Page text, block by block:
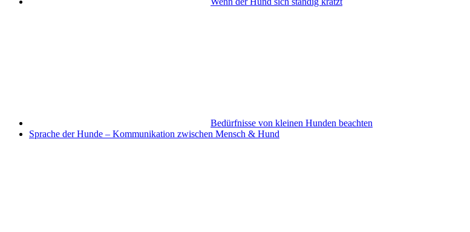
Bedürfnisse von kleinen Hunden beachten
Sprache der Hunde – Kommunikation zwischen Mensch & Hund